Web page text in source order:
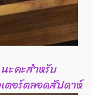
ะคะสำหรับ
ตอร์ตลอดสัปดาห์